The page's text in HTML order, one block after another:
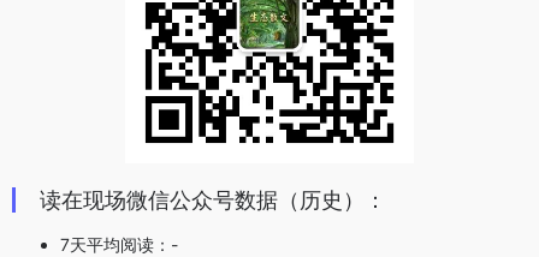
读在现场微信公众号数据（历史）：
7天平均阅读：-